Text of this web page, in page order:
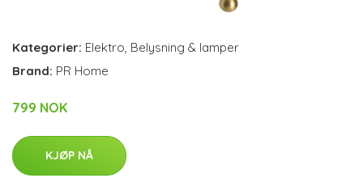
Kategorier: Elektro, Belysning & lamper
Brand: PR Home
799 NOK
KJØP NÅ